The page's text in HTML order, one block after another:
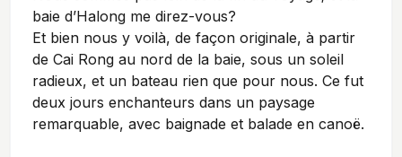
baie d’Halong me direz-vous?
Et bien nous y voilà, de façon originale, à partir
de Cai Rong au nord de la baie, sous un soleil
radieux, et un bateau rien que pour nous. Ce fut
deux jours enchanteurs dans un paysage
remarquable, avec baignade et balade en canoë.